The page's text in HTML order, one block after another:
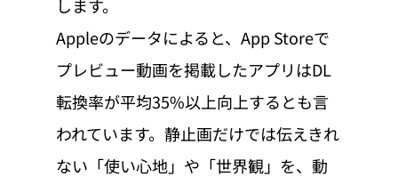
します。
Appleのデータによると、App Storeで
プレビュー動画を掲載したアプリはDL
転換率が平均35%以上向上するとも言
われています。静止画だけでは伝えきれ
ない「使い心地」や「世界観」を、動